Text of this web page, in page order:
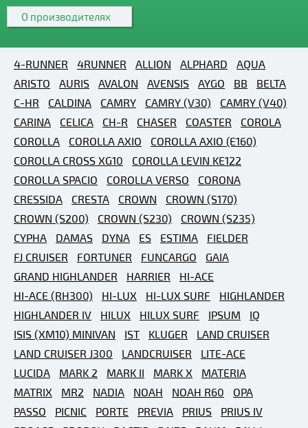
О производителях
4-RUNNER 4RUNNER ALLION ALPHARD
AQUA
ARISTO
AURIS AVALON AVENSIS AYGO BB
BELTA
C-HR
CALDINA CAMRY CAMRY (V30)
CAMRY (V40)
CARINA
CELICA CH-R CHASER COASTER
COROLA
COROLLA
COROLLA AXIO
COROLLA AXIO (E160)
COROLLA CROSS XG10
COROLLA LEVIN KE122
COROLLA SPACIO
COROLLA VERSO
CORONA
CRESSIDA
CRESTA CROWN
CROWN (S170)
CROWN (S200)
CROWN (S230)
CROWN (S235)
CYPHA
DAMAS DYNA ES ESTIMA
FIELDER
FJ CRUISER
FORTUNER FUNCARGO
GAIA
GRAND HIGHLANDER
HARRIER
HI-ACE
HI-ACE (RH300)
HI-LUX HI-LUX SURF
HIGHLANDER
HIGHLANDER IV
HILUX HILUX SURF IPSUM
IQ
ISIS (XM10) MINIVAN
IST KLUGER
LAND CRUISER
LAND CRUISER J300
LANDCRUISER
LITE-ACE
LUCIDA
MARK 2 MARK II MARK X
MATERIA
MATRIX
MR2 NADIA NOAH NOAH R60
OPA
PASSO
PICNIC PORTE PREVIA PRIUS
PRIUS IV